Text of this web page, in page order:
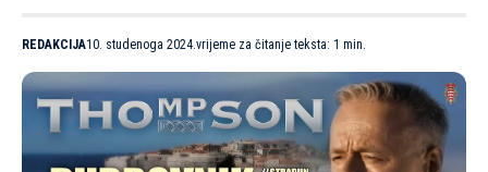
REDAKCIJA10. studenoga 2024.vrijeme za čitanje teksta: 1 min.